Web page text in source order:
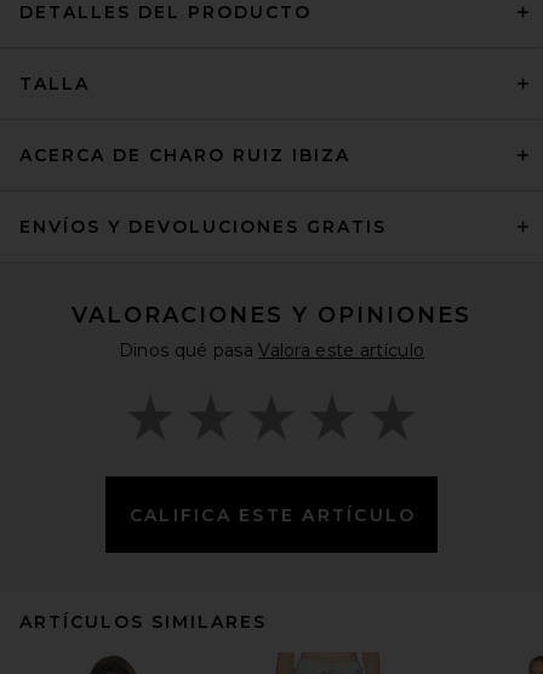
DETALLES DEL PRODUCTO
TALLA
ACERCA DE CHARO RUIZ IBIZA
ENVÍOS Y DEVOLUCIONES GRATIS
VALORACIONES Y OPINIONES
Dinos qué pasaValora este artículo
CALIFICA ESTE ARTÍCULO
ARTÍCULOS SIMILARES